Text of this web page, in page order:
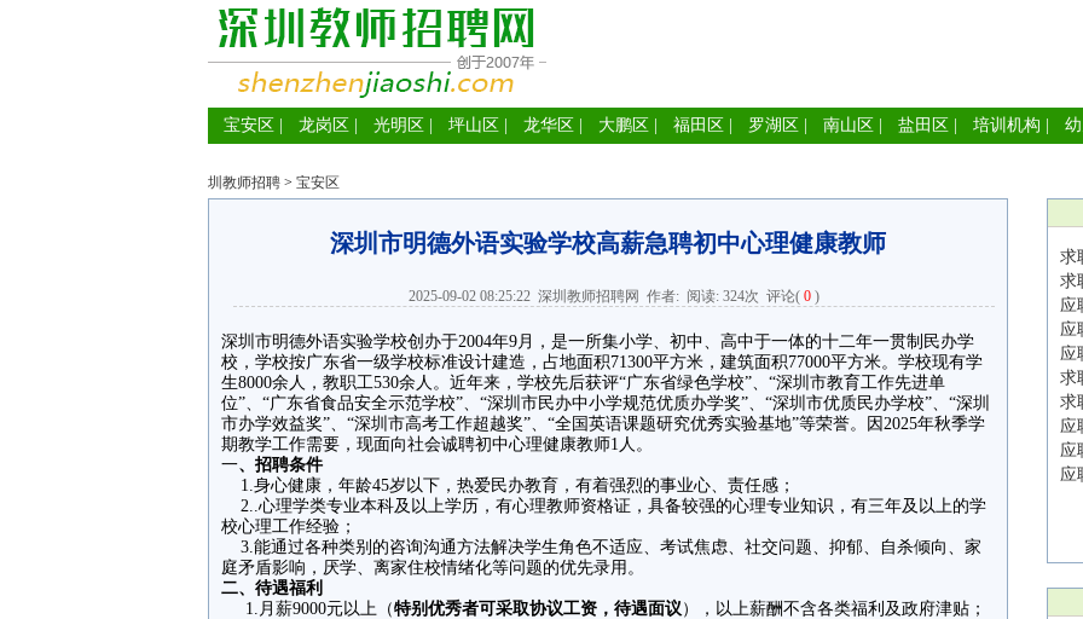
宝安区 龙岗区 光明区 坪山区 龙华区 大鹏区 福田区 罗湖区 南山区 盐田区 培训机构
圳教师招聘 > 宝安区
深圳市明德外语实验学校高薪急聘初中心理健康教师
2025-09-02 08:25:22 深圳教师招聘网 作者: 阅读: 324次 评论( 0 )
深圳市明德外语实验学校创办于2004年9月，是一所集小学、初中、高中于一体的十二年一贯制民办学
校，学校按广东省一级学校标准设计建造，占地面积71300平方米，建筑面积77000平方米。学校现有学
生8000余人，教职工530余人。近年来，学校先后获评“广东省绿色学校”、“深圳市教育工作先进单
位”、“广东省食品安全示范学校”、“深圳市民办中小学规范优质办学奖”、“深圳市优质民办学校”、“深圳
市办学效益奖”、“深圳市高考工作超越奖”、“全国英语课题研究优秀实验基地”等荣誉。因2025年秋季学
期教学工作需要，现面向社会诚聘初中心理健康教师1人。
一、招聘条件
1.身心健康，年龄45岁以下，热爱民办教育，有着强烈的事业心、责任感；
2..心理学类专业本科及以上学历，有心理教师资格证，具备较强的心理专业知识，有三年及以上的学
校心理工作经验；
3.能通过各种类别的咨询沟通方法解决学生角色不适应、考试焦虑、社交问题、抑郁、自杀倾向、家
庭矛盾影响，厌学、离家住校情绪化等问题的优先录用。
二、待遇福利
1.月薪9000元以上（特别优秀者可采取协议工资，待遇面议 ），以上薪酬不含各类福利及政府津贴；
求
求
应
应
应
求
求
应
应
应